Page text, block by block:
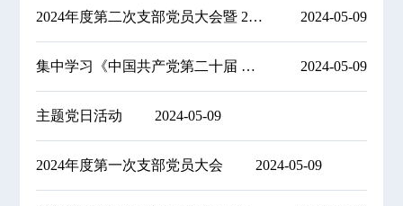
2024年度第二次支部党员大会暨 2023年度组织生活会 2024-05-09
集中学习《中国共产党第二十届 中央纪律检查委员会第三次全体会议公报》 2024-05-09
主题党日活动 2024-05-09
2024年度第一次支部党员大会 2024-05-09